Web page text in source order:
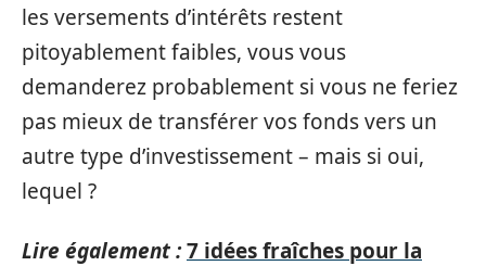
les versements d’intérêts restent
pitoyablement faibles, vous vous
demanderez probablement si vous ne feriez
pas mieux de transférer vos fonds vers un
autre type d’investissement – mais si oui,
lequel ?
Lire également :7 idées fraîches pour la